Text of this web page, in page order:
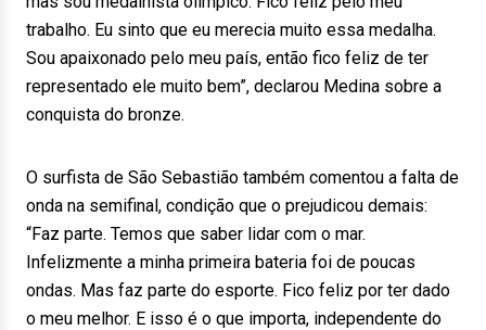
trabalho. Eu sinto que eu merecia muito essa medalha.
Sou apaixonado pelo meu país, então fico feliz de ter
representado ele muito bem”, declarou Medina sobre a
conquista do bronze.
O surfista de São Sebastião também comentou a falta de
onda na semifinal, condição que o prejudicou demais:
“Faz parte. Temos que saber lidar com o mar.
Infelizmente a minha primeira bateria foi de poucas
ondas. Mas faz parte do esporte. Fico feliz por ter dado
o meu melhor. E isso é o que importa, independente do